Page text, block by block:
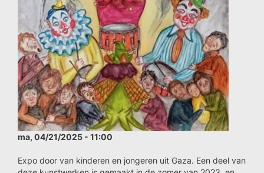
ma, 04/21/2025 - 11:00
Expo door van kinderen en jongeren uit Gaza. Een deel van